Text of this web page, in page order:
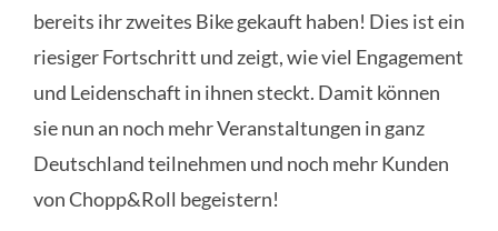
bereits ihr zweites Bike gekauft haben! Dies ist ein
riesiger Fortschritt und zeigt, wie viel Engagement
und Leidenschaft in ihnen steckt. Damit können
sie nun an noch mehr Veranstaltungen in ganz
Deutschland teilnehmen und noch mehr Kunden
von Chopp&Roll begeistern!